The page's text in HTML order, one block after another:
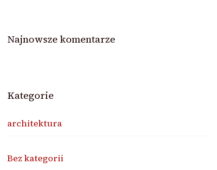
Najnowsze komentarze
Kategorie
architektura
Bez kategorii